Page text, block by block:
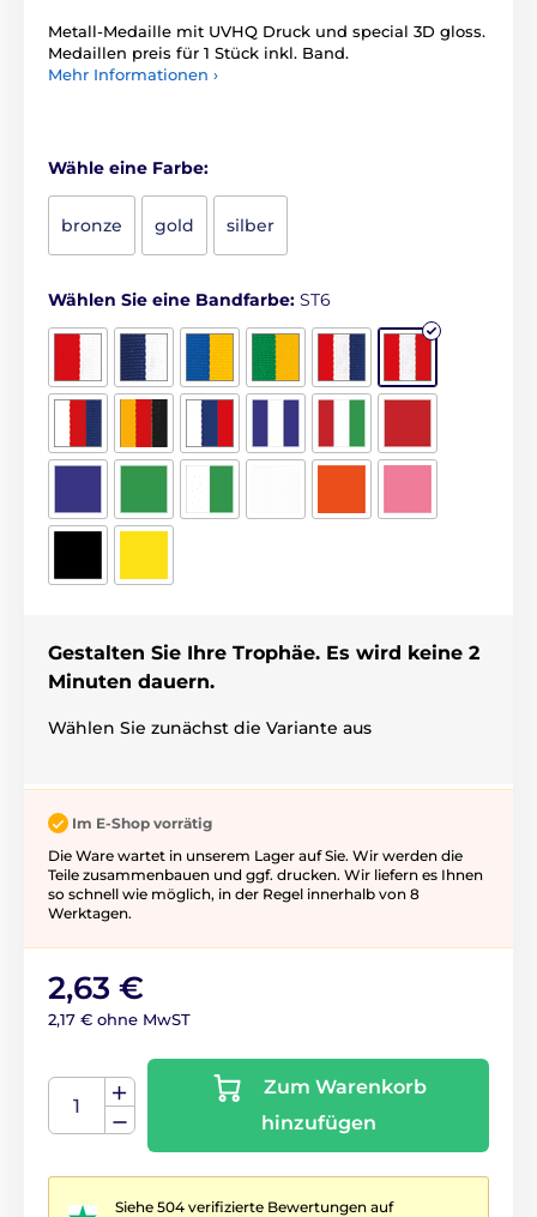
Metall-Medaille mit UVHQ Druck und special 3D gloss.
Medaillen preis für 1 Stück inkl. Band.
Mehr Informationen ›
Wähle eine Farbe:
bronze gold silber
Wählen Sie eine Bandfarbe: ST6
Gestalten Sie Ihre Trophäe. Es wird keine 2
Minuten dauern.
Wählen Sie zunächst die Variante aus
Im E-Shop vorrätig
Die Ware wartet in unserem Lager auf Sie. Wir werden die
Teile zusammenbauen und ggf. drucken. Wir liefern es Ihnen
so schnell wie möglich, in der Regel innerhalb von 8
Werktagen.
2,63 €
2,17 € ohne MwST
Zum Warenkorb
hinzufügen
Siehe 504 verifizierte Bewertungen auf